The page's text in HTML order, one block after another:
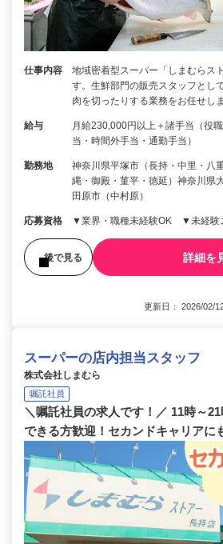
仕事内容
地域密着型スーパー「しまむらス
す。生鮮部門の販売スタッフとし
肉を切ったりする業務をお任せし
給与
月給230,000円以上＋諸手当（役
当・時間外手当・通勤手当）
勤務地
神奈川県平塚市（長持・中里・八
縄・御殿・菫平・徳延）神奈川県
田原市（中村原）
応募資格 ▼業界・職種未経験OK ▼未経験
後で見る 詳細を
更新日： 2026/02/
スーパーの店内担当スタッフ
株式会社しまむら
嘱託社員
＼嘱託社員の求人です！／ 11時～
できる方歓迎！セカンドキャリアに